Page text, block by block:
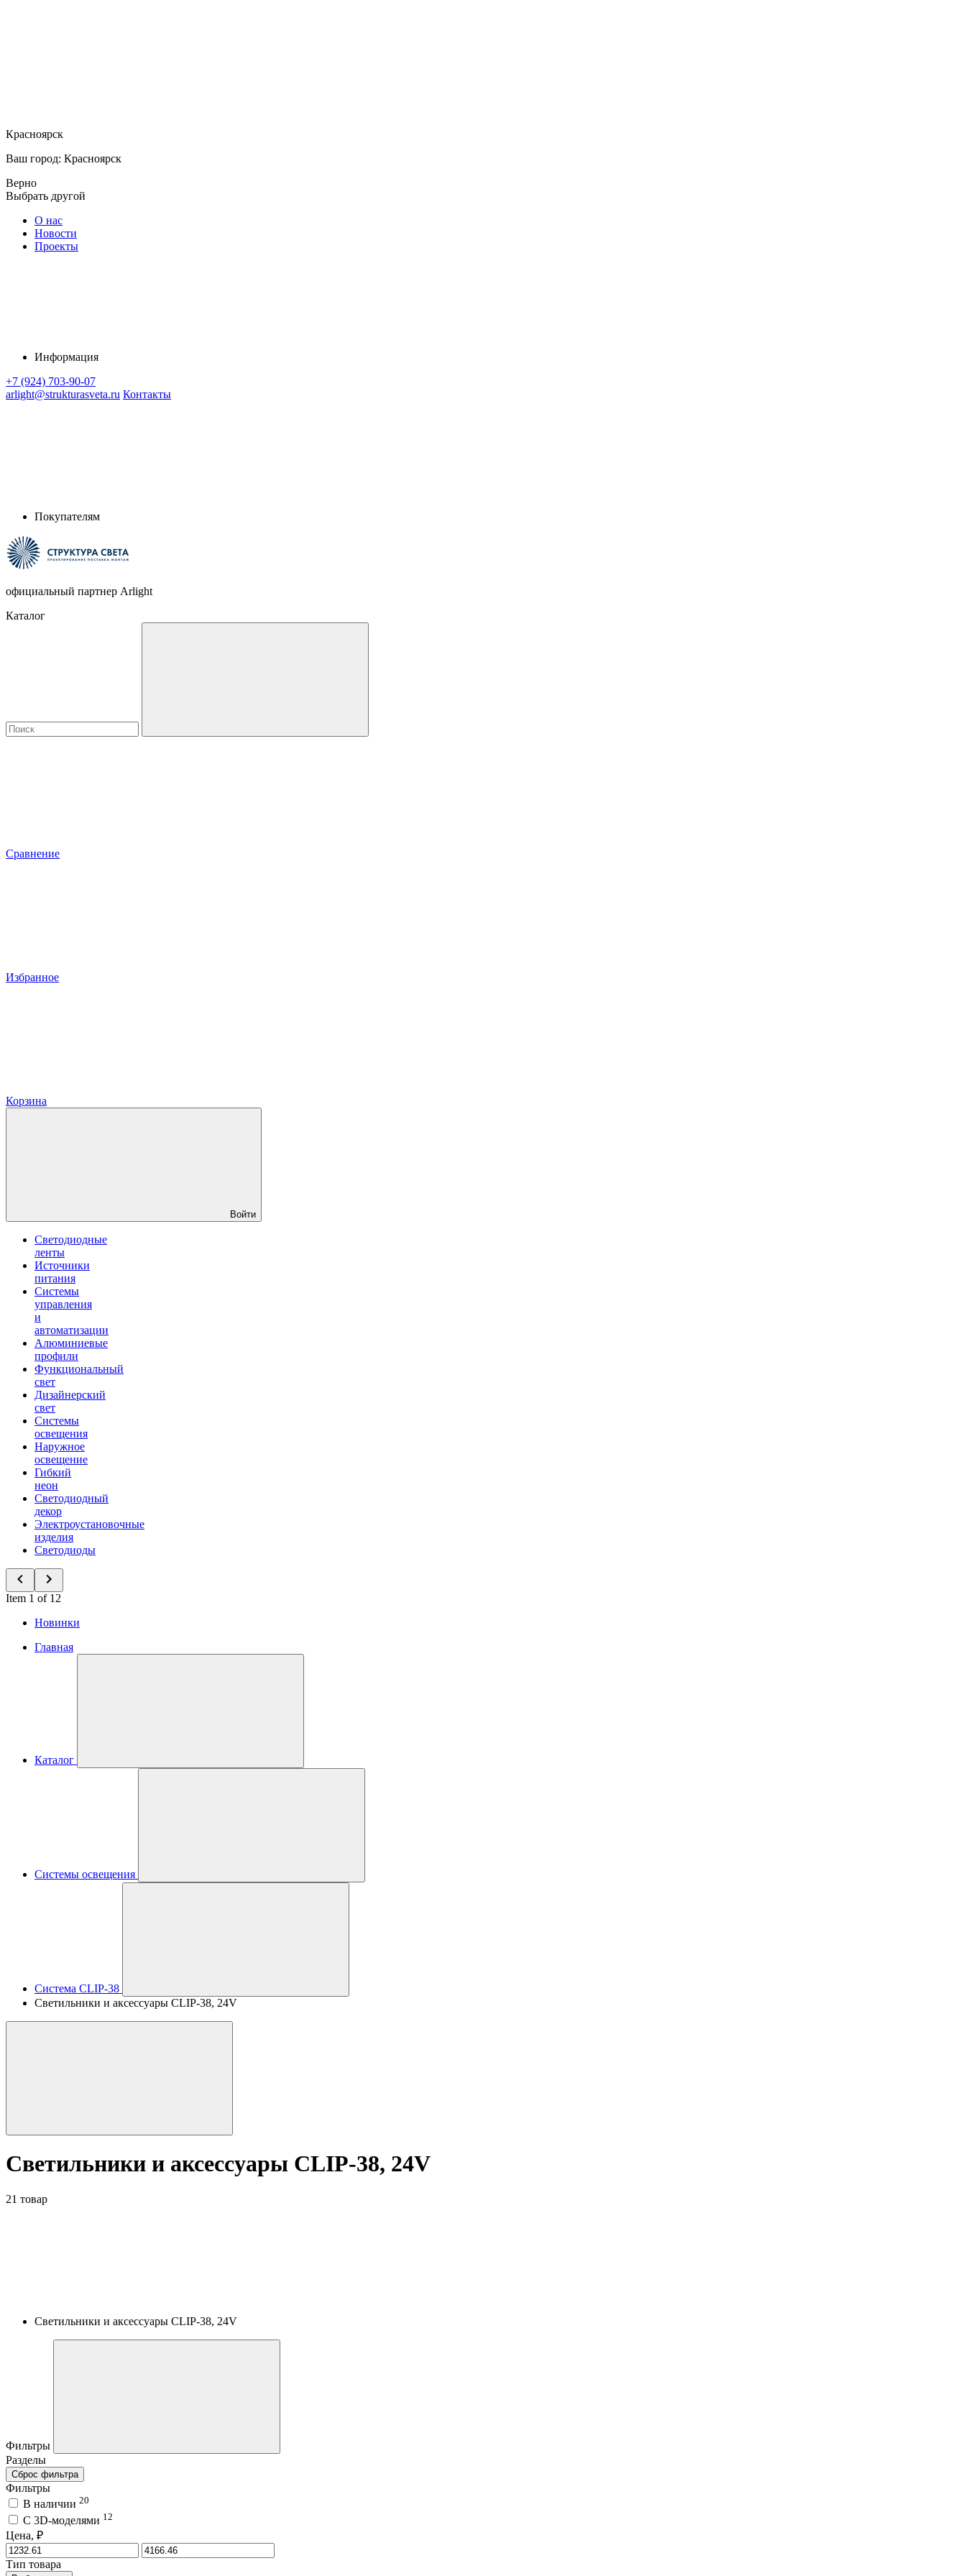
Красноярск
Ваш город: Красноярск
Верно
Выбрать другой
О нас
Новости
Проекты
Информация
+7 (924) 703-90-07
arlight@strukturasveta.ru Контакты
Покупателям
официальный партнер Arlight
Каталог
Сравнение
Избранное
Корзина
Войти
Светодиодные
ленты
Источники
питания
Системы
управления
и
автоматизации
Алюминиевые
профили
Функциональный
свет
Дизайнерский
свет
Системы
освещения
Наружное
освещение
Гибкий
неон
Светодиодный
декор
Электроустановочные
изделия
Светодиоды
Item 1 of 12
Новинки
Главная
Каталог
Системы освещения
Система CLIP-38
Светильники и аксессуары CLIP-38, 24V
Светильники и аксессуары CLIP-38, 24V
21 товар
Светильники и аксессуары CLIP-38, 24V
Фильтры
Разделы
Сброс фильтра
Фильтры
В наличии 20
C 3D-моделями 12
Цена, ₽
Тип товара